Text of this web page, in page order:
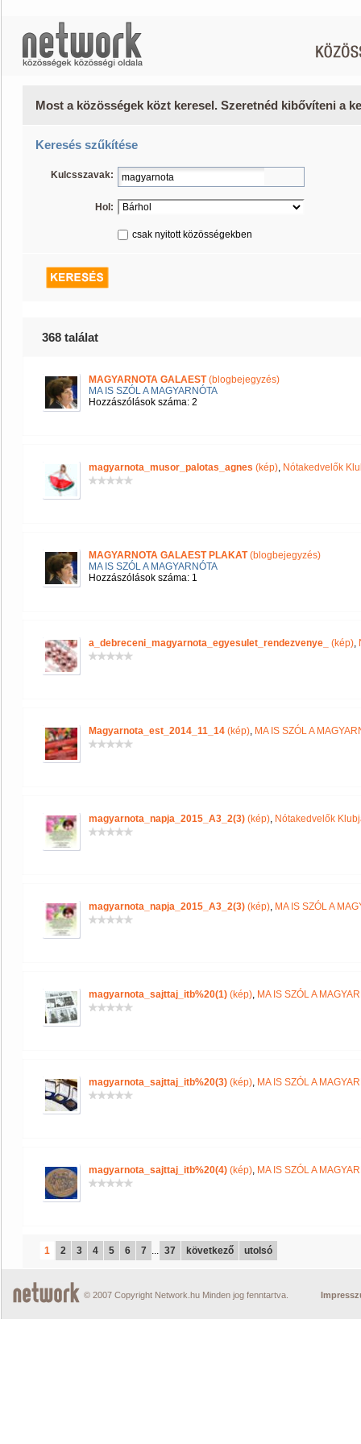
Most a közösségek közt keresel. Szeretnéd kibővíteni a
Keresés szűkítése
Kulcsszavak:
Hol:
csak nyitott közösségekben
368 találat
MAGYARNOTA GALAEST(blogbejegyzés)
MA IS SZÓL A MAGYARNÓTA
Hozzászólások száma: 2
magyarnota_musor_palotas_agnes (kép), Nótakedvelők
MAGYARNOTA GALAEST PLAKAT(blogbejegyzés)
MA IS SZÓL A MAGYARNÓTA
Hozzászólások száma: 1
a_debreceni_magyarnota_egyesulet_rendezvenye_ (kép),
Magyarnota_est_2014_11_14 (kép), MA IS SZÓL A
magyarnota_napja_2015_A3_2(3) (kép), Nótakedvelők
magyarnota_napja_2015_A3_2(3) (kép), MA IS SZÓL A
magyarnota_sajttaj_itb%20(1) (kép), MA IS SZÓL A
magyarnota_sajttaj_itb%20(3) (kép), MA IS SZÓL A
magyarnota_sajttaj_itb%20(4) (kép), MA IS SZÓL A
1 2 3 4 5 6 7 ... 37 következő utolsó
© 2007 Copyright Network.hu Minden jog fenntartva.